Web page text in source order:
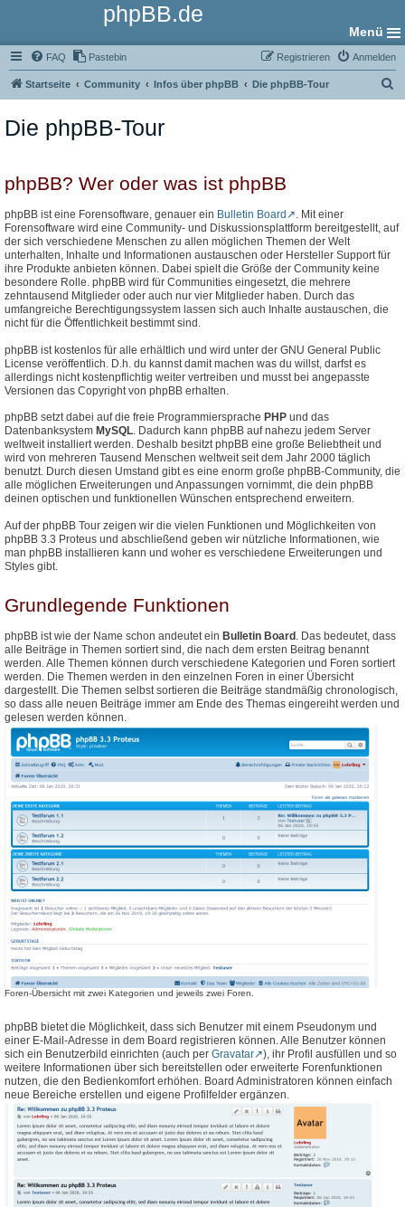
phpBB.de
Menü
FAQ Pastebin Anmelden
Registrieren
Startseite Community Infos über phpBB Die phpBB-Tour
Die phpBB-Tour
phpBB? Wer oder was ist phpBB
phpBB ist eine Forensoftware, genauer ein Bulletin Board
. Mit einer
Forensoftware wird eine Community- und Diskussionsplattform bereitgestellt, auf
der sich verschiedene Menschen zu allen möglichen Themen der Welt
unterhalten, Inhalte und Informationen austauschen oder Hersteller Support für
ihre Produkte anbieten können. Dabei spielt die Größe der Community keine
besondere Rolle. phpBB wird für Communities eingesetzt, die mehrere
zehntausend Mitglieder oder auch nur vier Mitglieder haben. Durch das
umfangreiche Berechtigungssystem lassen sich auch Inhalte austauschen, die
nicht für die Öffentlichkeit bestimmt sind.
phpBB ist kostenlos für alle erhältlich und wird unter der GNU General Public
License veröffentlich. D.h. du kannst damit machen was du willst, darfst es
allerdings nicht kostenpflichtig weiter vertreiben und musst bei angepasste
Versionen das Copyright von phpBB erhalten.
phpBB setzt dabei auf die freie Programmiersprache PHP und das
Datenbanksystem MySQL. Dadurch kann phpBB auf nahezu jedem Server
weltweit installiert werden. Deshalb besitzt phpBB eine große Beliebtheit und
wird von mehreren Tausend Menschen weltweit seit dem Jahr 2000 täglich
benutzt. Durch diesen Umstand gibt es eine enorm große phpBB-Community, die
alle möglichen Erweiterungen und Anpassungen vornimmt, die dein phpBB
deinen optischen und funktionellen Wünschen entsprechend erweitern.
Auf der phpBB Tour zeigen wir die vielen Funktionen und Möglichkeiten von
phpBB 3.3 Proteus und abschließend geben wir nützliche Informationen, wie
man phpBB installieren kann und woher es verschiedene Erweiterungen und
Styles gibt.
Grundlegende Funktionen
phpBB ist wie der Name schon andeutet ein Bulletin Board . Das bedeutet, dass
alle Beiträge in Themen sortiert sind, die nach dem ersten Beitrag benannt
werden. Alle Themen können durch verschiedene Kategorien und Foren sortiert
werden. Die Themen werden in den einzelnen Foren in einer Übersicht
dargestellt. Die Themen selbst sortieren die Beiträge standmäßig chronologisch,
so dass alle neuen Beiträge immer am Ende des Themas eingereiht werden und
gelesen werden können.
Foren-Übersicht mit zwei Kategorien und jeweils zwei Foren.
phpBB bietet die Möglichkeit, dass sich Benutzer mit einem Pseudonym und
einer E-Mail-Adresse in dem Board registrieren können. Alle Benutzer können
sich ein Benutzerbild einrichten (auch per Gravatar
), ihr Profil ausfüllen und so
weitere Informationen über sich bereitstellen oder erweiterte Forenfunktionen
nutzen, die den Bedienkomfort erhöhen. Board Administratoren können einfach
neue Bereiche erstellen und eigene Profilfelder ergänzen.